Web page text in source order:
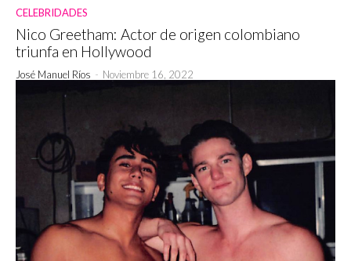
CELEBRIDADES
Nico Greetham: Actor de origen colombiano
triunfa en Hollywood
José Manuel Ríos - Noviembre 16, 2022